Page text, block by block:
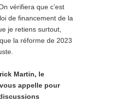
vérifiera que c’est
de financement de la
je retiens surtout,
la réforme de 2023
Martin, le
appelle pour